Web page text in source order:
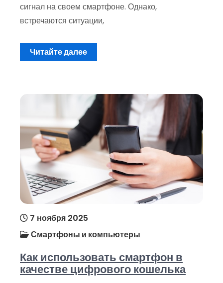
сигнал на своем смартфоне. Однако,
встречаются ситуации,
Читайте далее
7 ноября 2025
Смартфоны и компьютеры
Как использовать смартфон в
качестве цифрового кошелька